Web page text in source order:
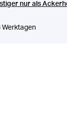
nur als
Werktagen